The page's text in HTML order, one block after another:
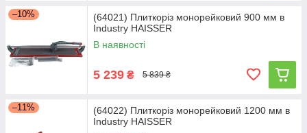
–10%
(64021) Плиткоріз монорейковий 900 мм в
Industry HAISSER
В наявності
5 239 ₴ 5 839 ₴
–11%
(64022) Плиткоріз монорейковий 1200 мм в
Industry HAISSER